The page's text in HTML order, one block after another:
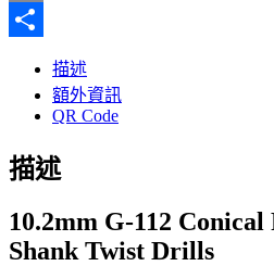
Email
描述
額外資訊
QR Code
描述
10.2mm G-112
Shank Twist Drills